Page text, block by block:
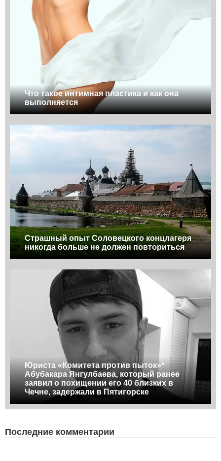
Что такое интимная пластика и как она
выполняется
Страшный опыт Соловецкого концлагеря
никогда больше не должен повториться
Юриста «Комитета против пыток»*
Абубакара Янгулбаева, который ранее
заявил о похищении его 40 близких в
Чечне, задержали в Пятигорске
Последние комментарии